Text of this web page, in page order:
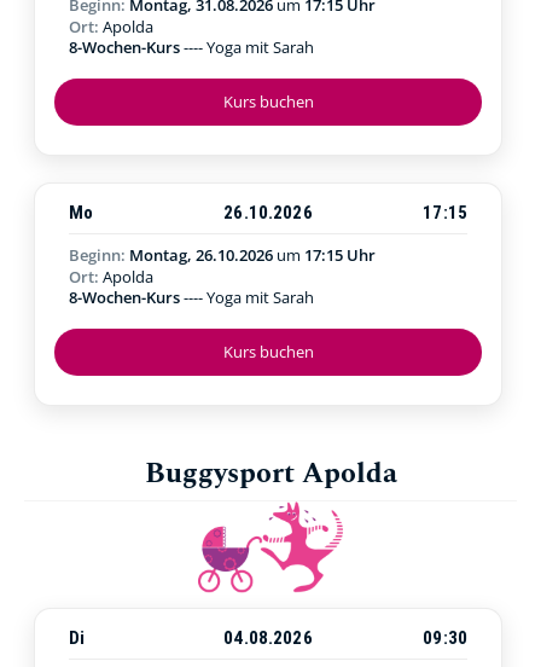
Kurs buchen
Beginn: Montag, 31.08.2026 um 17:15 Uhr
Ort: Apolda
8-Wochen-Kurs---- Yoga mit Sarah
Kurs buchen
Mo 26.10.2026
17:15
Beginn: Montag, 26.10.2026 um 17:15 Uhr
Ort: Apolda
8-Wochen-Kurs---- Yoga mit Sarah
Buggysport Apolda
Di 04.08.2026
09:30